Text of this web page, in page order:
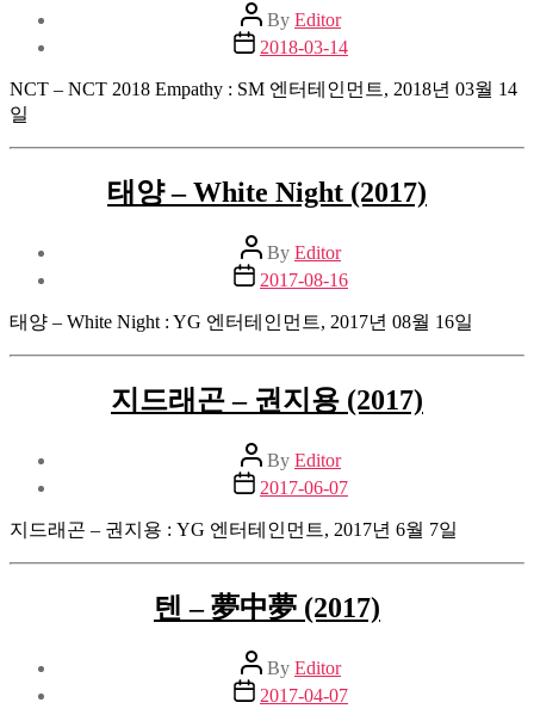
Post
author
By Editor
Post
date
2018-03-14
NCT – NCT 2018 Empathy : SM 엔터테인먼트, 2018년 03월 14
일
태양 – White Night (2017)
Post
author
By Editor
Post
date
2017-08-16
태양 – White Night : YG 엔터테인먼트, 2017년 08월 16일
지드래곤 – 권지용 (2017)
Post
author
By Editor
Post
date
2017-06-07
지드래곤 – 권지용 : YG 엔터테인먼트, 2017년 6월 7일
텐 – 夢中夢 (2017)
Post
author
By Editor
Post
date
2017-04-07